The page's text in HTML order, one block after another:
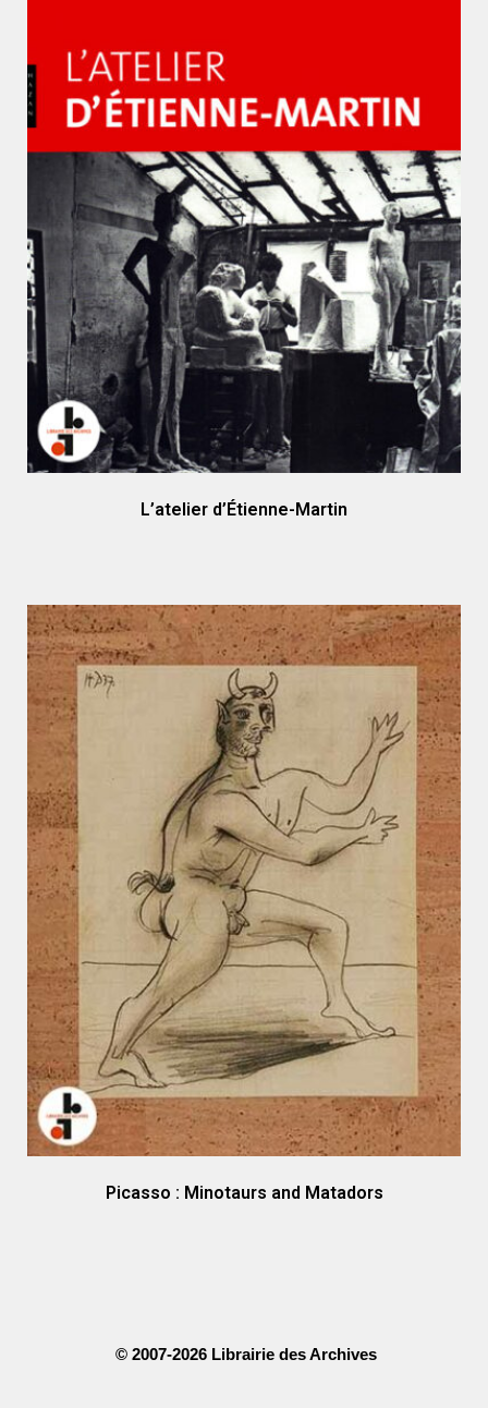
L’atelier d’Étienne-Martin
Picasso : Minotaurs and Matadors
© 2007-2026 Librairie des Archives